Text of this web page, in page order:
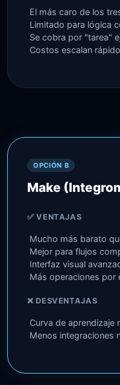
El más caro de los
Limitado para lógica
Se cobra por "tarea"
Costos escalan
OPCIÓN B
Make
✅ VENTAJAS
Mucho más barato
Mejor para flujos
Interfaz visual
Más operaciones por
❌ DESVENTAJAS
Curva de aprendizaje
Menos integraciones